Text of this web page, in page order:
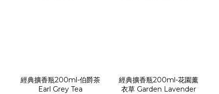
經典擴香瓶200ml-伯爵茶
Earl Grey Tea
經典擴香瓶200ml-花園薰
衣草 Garden Lavender